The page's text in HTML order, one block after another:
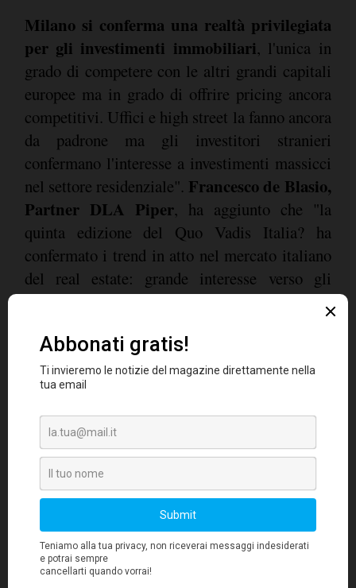
Milano si conferma una realtà privilegiata
per gli investimenti immobiliari, l'unica in
grado di competere con le altri grandi capitali
europee ma in grado di offrire pricing ancora
competitivi. Uffici e high street la fanno ancora
da padrone ma gli investitori stranieri
confermano l'interesse a investimenti massicci
nel settore residenziale". Francesco de Blasio,
Partner DLA Piper, ha aggiunto che "la
quinta edizione del Quo Vadis Italia? ha
confermato i trend in atto nel mercato italiano
del real estate: grande interesse verso gli
investimenti immobiliari in Italia, nonostante
considerato che l'asset class si conferma
adeguata per coloro che abbiano interessi di
medio lungo periodo. Molto interessante
notare, come accanto a tradizionali categorie,
come quello degli uffici, stia raccogliendo
sempre più interesse quello della logistica,
anche alla luce dei veloci cambiamenti sulla
catena distributiva con l'arrivo di nuovi player
e della crescente presenza dei giganti dell'e-
commerce.